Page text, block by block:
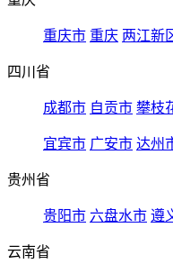
重庆市 重庆 两江新
四川省
成都市 自贡市 攀枝
宜宾市 广安市 达州
贵州省
贵阳市 六盘水市 遵
云南省